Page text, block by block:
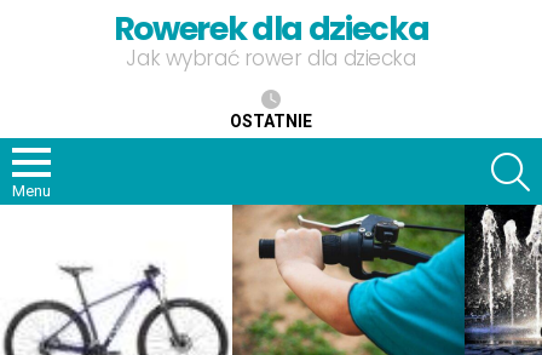
Rowerek dla dziecka
Jak wybrać rower dla dziecka
OSTATNIE
Menu